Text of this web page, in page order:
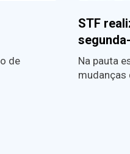
de
STF
Na pauta
mudanças